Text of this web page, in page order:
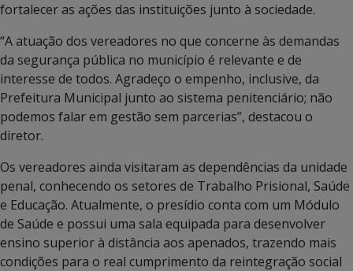
fortalecer as ações das instituições junto à sociedade.
“A atuação dos vereadores no que concerne às demandas
da segurança pública no município é relevante e de
interesse de todos. Agradeço o empenho, inclusive, da
Prefeitura Municipal junto ao sistema penitenciário; não
podemos falar em gestão sem parcerias”, destacou o
diretor.
Os vereadores ainda visitaram as dependências da unidade
penal, conhecendo os setores de Trabalho Prisional, Saúde
e Educação. Atualmente, o presídio conta com um Módulo
de Saúde e possui uma sala equipada para desenvolver
ensino superior à distância aos apenados, trazendo mais
condições para o real cumprimento da reintegração social